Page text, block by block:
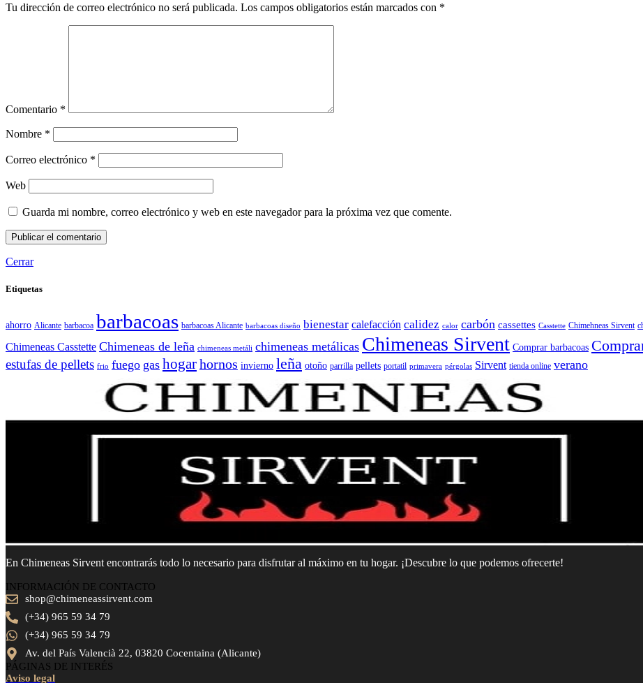
Tu dirección de correo electrónico no será publicada. Los campos obligatorios están marcados con *
Comentario *
Nombre *
Correo electrónico *
Web
Guarda mi nombre, correo electrónico y web en este navegador para la próxima vez que comente.
Cerrar
Etiquetas
ahorro Alicante barbacoa barbacoas barbacoas Alicante barbacoas diseño bienestar calefacción calidez calor carbón cassettes Casstette Chimehneas Sirvent
Chimeneas Casstette Chimeneas de leña chimeneas metáli chimeneas metálicas Chimeneas Sirvent Comprar barbacoas
estufas de pellets frio fuego gas hogarhornos invierno leña otoño parrilla pellets portatil primavera pérgolas Sirvent tienda online verano
En Chimeneas Sirvent encontrarás todo lo necesario para disfrutar al máximo en tu hogar. ¡Descubre lo que podemos ofrecerte!
INFORMACIÓN DE CONTACTO
shop@chimeneassirvent.com
(+34) 965 59 34 79
(+34) 965 59 34 79
Av. del País Valencià 22, 03820 Cocentaina (Alicante)
PÁGINAS DE INTERÉS
Aviso legal